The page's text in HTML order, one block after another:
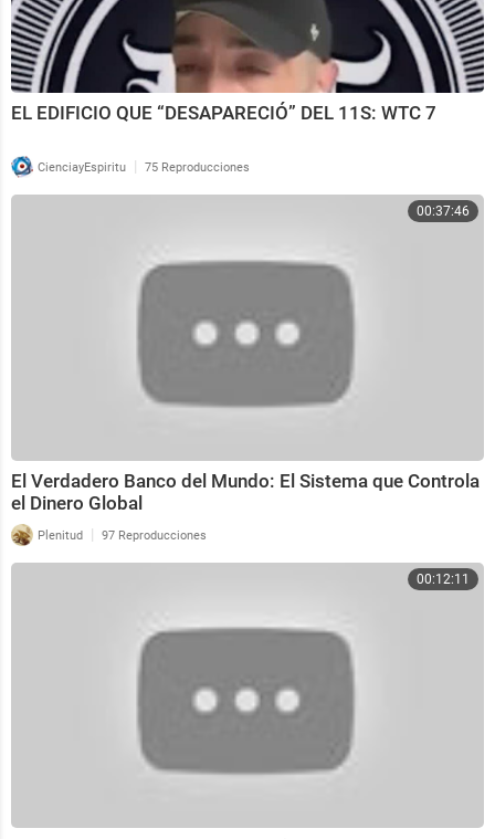
EL EDIFICIO QUE “DESAPARECIÓ” DEL 11S: WTC 7
CienciayEspiritu | 75 Reproducciones
00:37:46
El Verdadero Banco del Mundo: El Sistema que Controla
el Dinero Global
Plenitud | 97 Reproducciones
00:12:11